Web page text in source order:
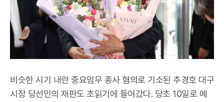
비슷한 시기 내란 중요임무 종사 혐의로 기소된 추경호 대구
시장 당선인의 재판도 초읽기에 들어갔다. 당초 10일로 예